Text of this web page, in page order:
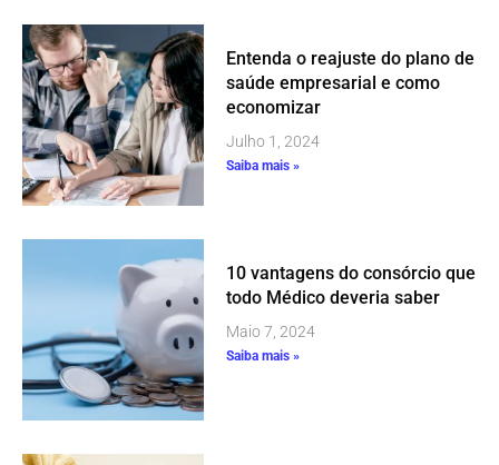
Entenda o reajuste do plano de
saúde empresarial e como
economizar
Julho 1, 2024
Saiba mais »
10 vantagens do consórcio que
todo Médico deveria saber
Maio 7, 2024
Saiba mais »